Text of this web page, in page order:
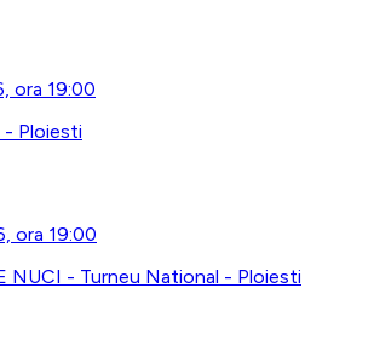
ora 19:00
- Ploiesti
ora 19:00
NUCI - Turneu National - Ploiesti